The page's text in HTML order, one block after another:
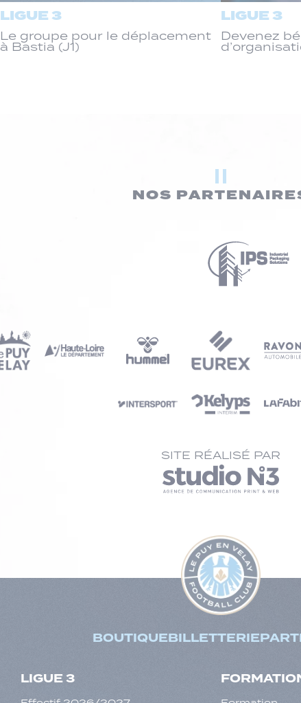
LIGUE 3
Le groupe pour le déplacement
à Bastia (J1)
LIGUE 3
Devenez
NOS
SITE RÉALISÉ PAR
BOUTIQUEBILLETTERIE
LIGUE 3